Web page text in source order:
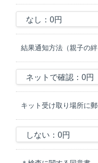
当社のseeDNAマッチング
体（口腔上皮）に 含まれ
子情報を比較解析すること
A）依頼人より提出された
子生物学的な手法である
B）ヒト遺伝子に関する当
者とパートナーの遺伝的な
3．検査の科学的な根拠
結果通知方法（親子の絆
キット受け取り場所に